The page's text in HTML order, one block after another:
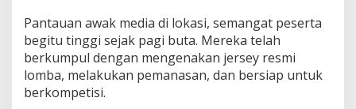
s
M
e
r
i
Pantauan awak media di lokasi, semangat peserta
begitu tinggi sejak pagi buta. Mereka telah
berkumpul dengan mengenakan jersey resmi
lomba, melakukan pemanasan, dan bersiap untuk
berkompetisi.